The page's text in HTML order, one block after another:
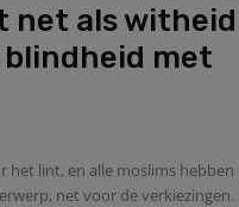
net als witheid
met
het lint, en alle moslims hebben
net voor de verkiezingen.